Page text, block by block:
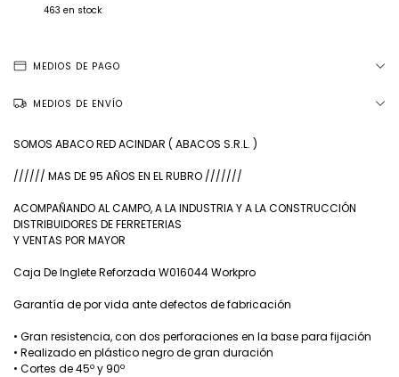
463 en stock
MEDIOS DE PAGO
MEDIOS DE ENVÍO
SOMOS ABACO RED ACINDAR ( ABACOS S.R.L. )
////// MAS DE 95 AÑOS EN EL RUBRO ///////
ACOMPAÑANDO AL CAMPO, A LA INDUSTRIA Y A LA CONSTRUCCIÓN
DISTRIBUIDORES DE FERRETERIAS
Y VENTAS POR MAYOR
Caja De Inglete Reforzada W016044 Workpro
Garantía de por vida ante defectos de fabricación
• Gran resistencia, con dos perforaciones en la base para fijación
• Realizado en plástico negro de gran duración
• Cortes de 45º y 90º